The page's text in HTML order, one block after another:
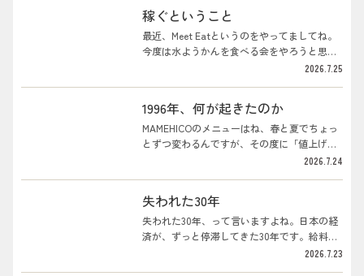
光が差している」なんて言うわけです。まわ
りはポカンとしてましたけど。彼曰く。15年
前、店ができた当初に、ずいぶんエッジのき
いた店だな、と思った。それで面白がって、
れていなかったようで、ずいぶんと苦悩して
いた、というんですね。それが、久しぶりに
来てみたら、井川さんは元気で、後光が差し
てるみたいだと。これはきっと、理解し...
稼ぐということ
最近、Meet Eatというのをやってましてね。
今度は水ようかんを食べる会をやろうと思っ
てるんです。神戸には神戸の、桐生には桐生
いうわけです。最近読んでいる和菓子の本が
本当に面白くて、載っているものを全部食べ
たくなってしまう。7月だったら土用餅、七夕
だったら水ようかん、なんていう風にね。暇
る。季節が巡り巡っていくということ自体
が、ボクはなんだか好きなんですよね。さ
て、今日の話題は「稼ぐということ」です。
ここ数日、失われた30年について喋っ...
2026.7.25
1996年、何が起きたのか
MAMEHICOのメニューはね、春と夏でちょっ
とずつ変わるんですが、その度に「値上げを
どうするか」という話が毎度出てくるんです
値上げをお願いできれば」という、いわば値
上げ参りみたいなことがある。うちも取引先
に「困るよ」なんて言える立場じゃありませ
んから、「仕方ないですね、お互い頑張りま
2026.7.24
失われた30年
失われた30年、って言いますよね。日本の経
済が、ずっと停滞してきた30年です。給料が
上がらない。物の値段も上がらない。銀行に
2026.7.23